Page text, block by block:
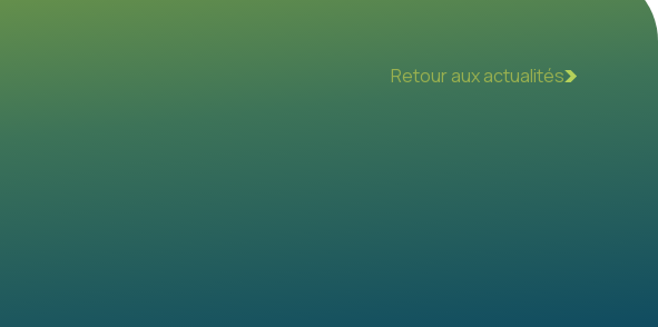
Retour aux actualités